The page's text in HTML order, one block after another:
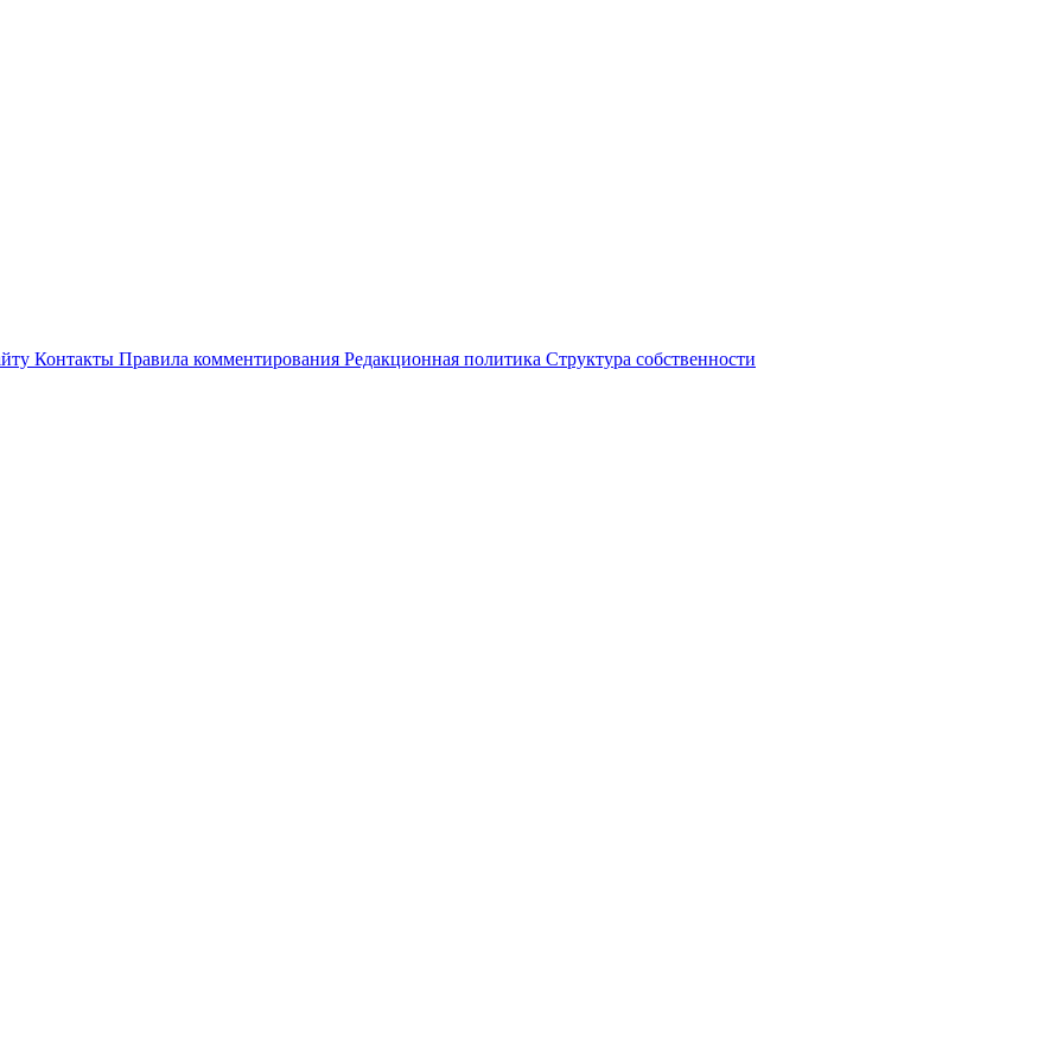
Контакты Правила комментирования Редакционная политика Структура собственности